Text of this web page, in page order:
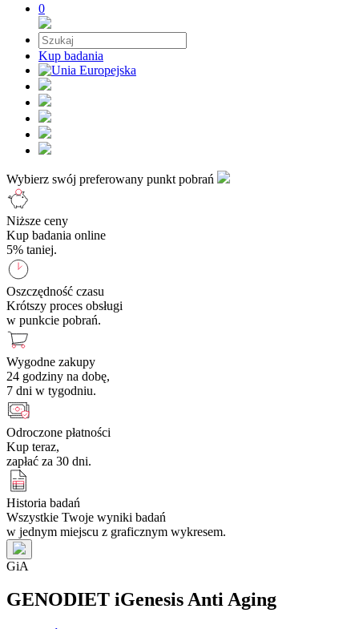
0
Kup badania
Wybierz swój preferowany punkt pobrań
Niższe ceny
Kup badania online
5% taniej.
Oszczędność czasu
Krótszy proces obsługi
w punkcie pobrań.
Wygodne zakupy
24 godziny na dobę,
7 dni w tygodniu.
Odroczone płatności
Kup teraz,
zapłać za 30 dni.
Historia badań
Wszystkie Twoje wyniki badań
w jednym miejscu z graficznym wykresem.
GiA
GENODIET iGenesis Anti Aging